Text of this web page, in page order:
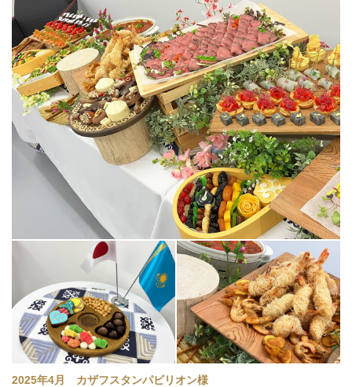
2025年4月 カザフスタンパビリオン様